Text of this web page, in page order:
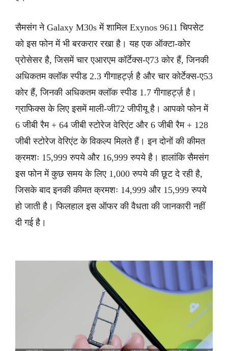
सैमसंग ने Galaxy M30s में शामिल Exynos 9611 चिपसेट
को इस फोन में भी बरकरार रखा है। यह एक ऑक्टा-कोर
प्रोसेसर है, जिसमें चार एआरएम कॉर्टेक्स-ए73 कोर हैं, जिनकी
अधिकतम क्लॉक स्पीड 2.3 गीगाहर्ट्ज़ है और चार कोर्टेक्स-ए53
कोर हैं, जिनकी अधिकतम क्लॉक स्पीड 1.7 गीगाहर्ट्ज़ है।
ग्राफिक्स के लिए इसमें माली-जी72 जीपीयू है। आपको फोन में
6 जीबी रैम + 64 जीबी स्टोरेज वेरिएंट और 6 जीबी रैम + 128
जीबी स्टोरेज वेरिएंट के विकल्प मिलते हैं। इन दोनों की कीमत
क्रमशः 15,999 रुपये और 16,999 रुपये है। हालांकि सैमसंग
इस फोन में कुछ समय के लिए 1,000 रुपये की छूट दे रही है,
जिसके बाद इनकी कीमत क्रमशः 14,999 और 15,999 रुपये
हो जाती है। फिलहाल इस ऑफर की वैधता की जानकारी नहीं
दी गई है।